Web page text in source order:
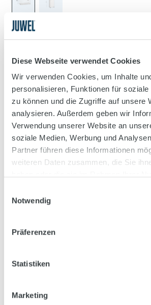
Diese Webseite verwendet Cookies
Wir verwenden Cookies, um Inhalte
personalisieren, Funktionen für soziale
zu können und die Zugriffe auf unsere
analysieren. Außerdem geben wir
Verwendung unserer Website an
soziale Medien, Werbung und
Partner führen diese Informationen
weiteren Daten zusammen, die Sie
Notwendig
Präferenzen
Statistiken
Marketing
Product
Primo 60 LED 2.0
25560
61 x 31 x 36,5 cm
12,5 kg
57 L